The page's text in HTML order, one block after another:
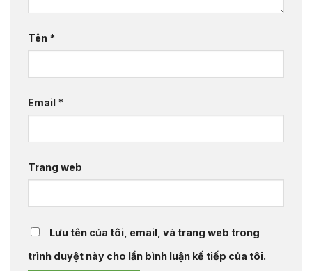
Tên *
Email *
Trang web
Lưu tên của tôi, email, và trang web trong
trình duyệt này cho lần bình luận kế tiếp của tôi.